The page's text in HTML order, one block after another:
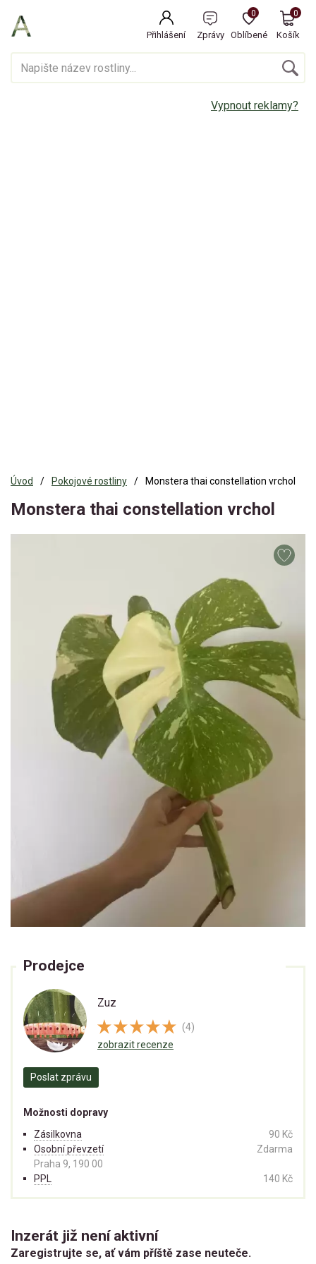
Přihlášení Zprávy Oblíbené
0
Košík
0
Vypnout reklamy?
Úvod Pokojové rostliny Monstera thai constellation vrchol
Monstera thai constellation vrchol
Prodejce
Zuz
(4)
zobrazit recenze
Poslat zprávu
Možnosti dopravy
Zásilkovna
90 Kč
Osobní převzetí
Praha 9, 190 00
Zdarma
PPL 140 Kč
Inzerát již není aktivní
Zaregistrujte se, ať vám příště zase neuteče.